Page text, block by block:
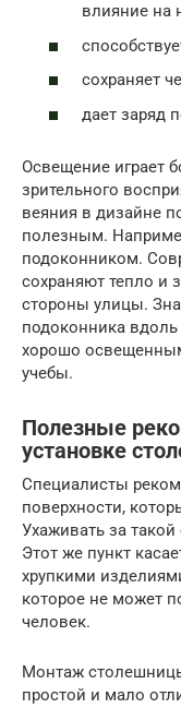
влияние на
сохраняет
дает заряд
Освещение играет
зрительного
веяния в дизайне
полезным.
подоконником.
сохраняют тепло и
стороны улицы.
подоконника
хорошо
учебы.
Полезные
установке
Специалисты
поверхности,
Ухаживать за
Этот же пункт
хрупкими
которое не может
человек.
Монтаж
простой и мало